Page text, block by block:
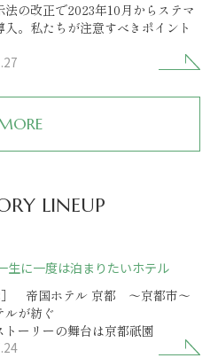
法の改正で2023年10月からステマ
入。私たちが注意すべきポイント
LINEUP
生に一度は泊まりたいホテル
］ 帝国ホテル 京都 ～京都市～
ルが紡ぐ
トーリーの舞台は京都祇園